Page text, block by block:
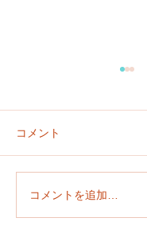
おやさい そだ
コメント
コメントを追加…